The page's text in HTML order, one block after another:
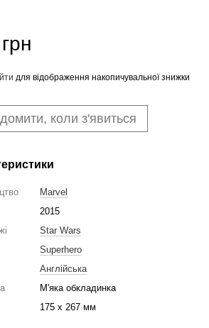
для відображення накопичувальної знижки
коли з'явиться
Marvel
2015
Star Wars
Superhero
Англійська
М'яка обкладинка
175 x 267 мм